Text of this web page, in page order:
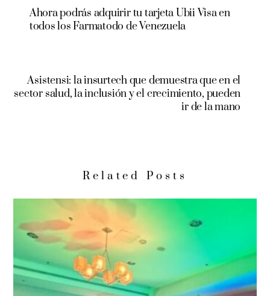
Ahora podrás adquirir tu tarjeta Ubii Visa en
todos los Farmatodo de Venezuela
Asistensi: la insurtech que demuestra que en el
sector salud, la inclusión y el crecimiento, pueden
ir de la mano
Related Posts